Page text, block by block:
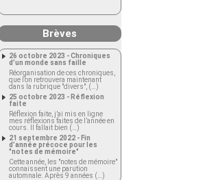
Brèves
26 octobre 2023 - Chroniques
d’un monde sans faille
Réorganisation de ces chroniques,
que l’on retrouvera maintenant
dans la rubrique "divers", (…)
25 octobre 2023 - Réflexion
faite
Réflexion faite, j’ai mis en ligne
mes réflexions faites de l’année en
cours. Il fallait bien (…)
21 septembre 2022 - Fin
d’année précoce pour les
"notes de mémoire"
Cette année, les "notes de mémoire"
connaissent une parution
automnale. Après 9 années (…)